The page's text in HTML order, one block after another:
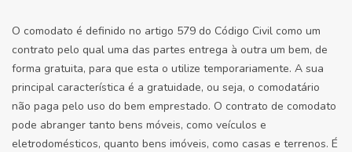
O comodato é definido no artigo 579 do Código Civil como um
contrato pelo qual uma das partes entrega à outra um bem, de
forma gratuita, para que esta o utilize temporariamente. A sua
principal característica é a gratuidade, ou seja, o comodatário
não paga pelo uso do bem emprestado. O contrato de comodato
pode abranger tanto bens móveis, como veículos e
eletrodomésticos, quanto bens imóveis, como casas e terrenos. É